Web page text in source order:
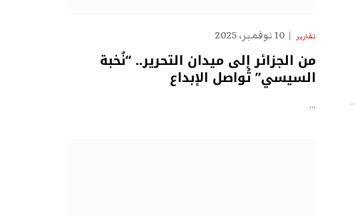
تقارير 10 نوفمبر، 2025
من الجزائر إلى ميدان التحرير.. “نُخبة
السيسي” تُواصل الإبداع
…